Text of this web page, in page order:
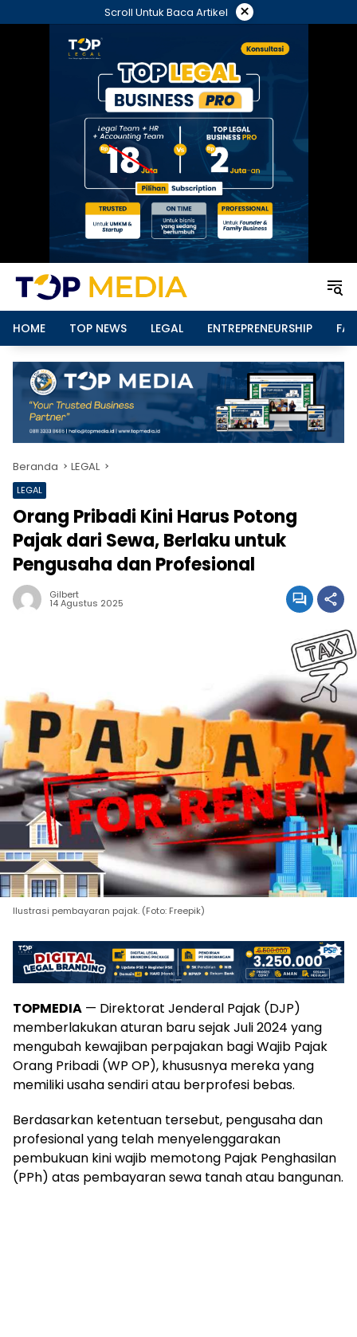
ke
Scroll Untuk Baca Artikel ×
HOME TOP NEWS LEGAL ENTREPRENEURSHIP
Beranda LEGAL
LEGAL
Orang Pribadi Kini Harus Potong
Pajak dari Sewa, Berlaku untuk
Pengusaha dan Profesional
Gilbert
14 Agustus 2025
Ilustrasi pembayaran pajak. (Foto: Freepik)
TOPMEDIA — Direktorat Jenderal Pajak (DJP)
memberlakukan aturan baru sejak Juli 2024 yang
mengubah kewajiban perpajakan bagi Wajib Pajak
Orang Pribadi (WP OP), khususnya mereka yang
memiliki usaha sendiri atau berprofesi bebas.
Berdasarkan ketentuan tersebut, pengusaha dan
profesional yang telah menyelenggarakan
pembukuan kini wajib memotong Pajak Penghasilan
(PPh) atas pembayaran sewa tanah atau bangunan.